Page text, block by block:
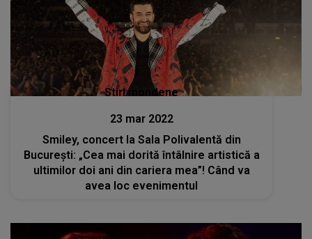
Stiri mondene
23 mar 2022
Smiley, concert la Sala Polivalentă din
Bucureşti: „Cea mai dorită întâlnire artistică a
ultimilor doi ani din cariera mea”! Când va
avea loc evenimentul